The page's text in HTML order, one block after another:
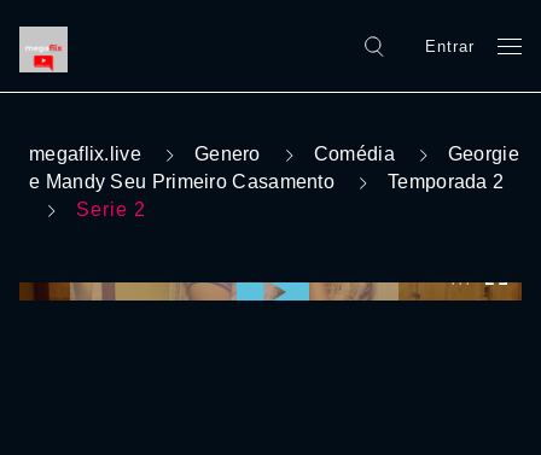
Entrar
megaflix.live Genero Comédia
Georgie
e Mandy Seu Primeiro Casamento
Temporada 2
Serie 2